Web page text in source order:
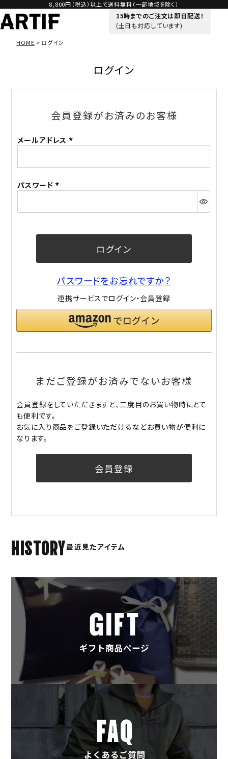
8,800円（税込）以上で送料無料（一部地域を除く）
15時までのご注文は即日配送！
(土日も対応しています)
HOME ログイン
ログイン
会員登録がお済みのお客様
メールアドレス
パスワード
ログイン
パスワードをお忘れですか？
連携サービスでログイン・会員登録
まだご登録がお済みでないお客様
会員登録をしていただきますと、二度目のお買い物時にとて
も便利です。
お気に入り商品をご登録いただけるなどお買い物が便利に
なります。
会員登録
HISTORY最近見たアイテム